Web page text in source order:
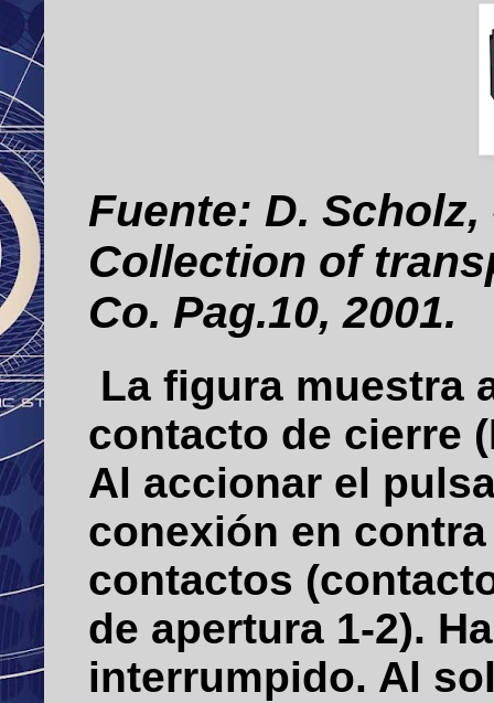
Fuente: D.
Collection of
Co. Pag.10, 2001.
La figura muestra
contacto de cierre
Al accionar el
conexión en
contactos
de apertura 1-2).
interrumpido. Al